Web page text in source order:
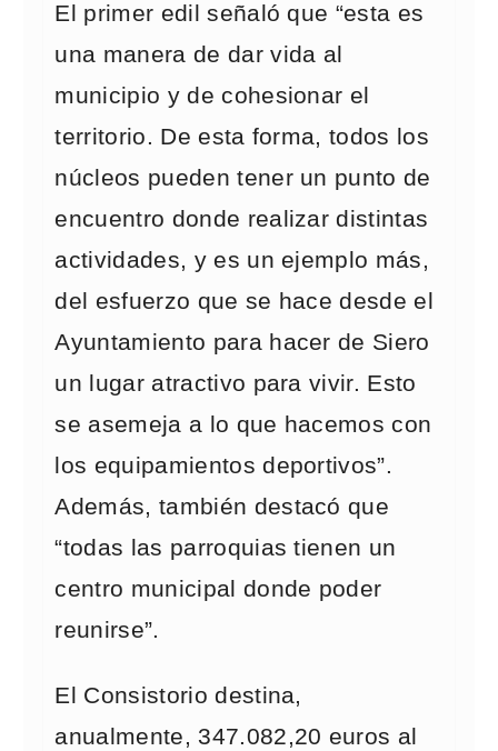
El primer edil señaló que “esta es
una manera de dar vida al
municipio y de cohesionar el
territorio. De esta forma, todos los
núcleos pueden tener un punto de
encuentro donde realizar distintas
actividades, y es un ejemplo más,
del esfuerzo que se hace desde el
Ayuntamiento para hacer de Siero
un lugar atractivo para vivir. Esto
se asemeja a lo que hacemos con
los equipamientos deportivos”.
Además, también destacó que
“todas las parroquias tienen un
centro municipal donde poder
reunirse”.
El Consistorio destina,
anualmente, 347.082,20 euros al